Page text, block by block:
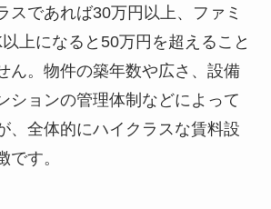
スであれば30万円以上、ファミ
上になると50万円を超えること
ん。物件の築年数や広さ、設備
ションの管理体制などによって
、全体的にハイクラスな賃料設
です。